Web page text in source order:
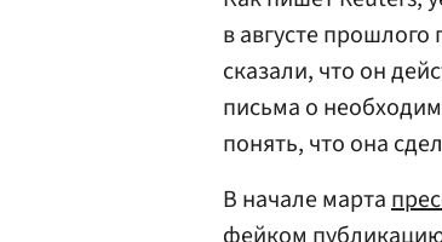
в августе
сказали, что он
письма о
понять, что она
В начале марта